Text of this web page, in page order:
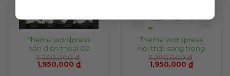
Theme wordpress
bán điện thoại 02
3,200,000₫
1,950,000 ₫
Theme wordpress
nội thất sang trọng
3,200,000₫
1,950,000 ₫